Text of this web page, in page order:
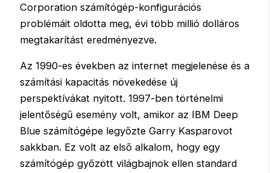
Corporation számítógép-konfigurációs
problémáit oldotta meg, évi több millió dolláros
megtakarítást eredményezve.
Az 1990-es években az internet megjelenése és a
számítási kapacitás növekedése új
perspektívákat nyitott. 1997-ben történelmi
jelentőségű esemény volt, amikor az IBM Deep
Blue számítógépe legyőzte Garry Kasparovot
sakkban. Ez volt az első alkalom, hogy egy
számítógép győzött világbajnok ellen standard